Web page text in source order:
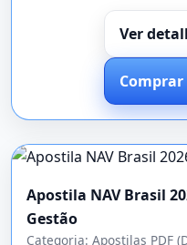
Ver
Comprar
Apostila NAV Brasil
Gestão
Categoria: Apostilas PDF